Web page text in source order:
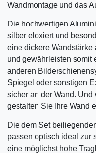
Wandmontage und das
Die hochwertigen
silber eloxiert und
eine dickere
und gewährleisten somit
anderen
Spiegel oder sonstigen
sicher an der Wand.
gestalten Sie Ihre Wand
Die dem Set
passen optisch ideal zur
eine möglichst hohe